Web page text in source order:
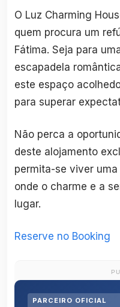
O Luz Charming
quem procura um
Fátima. Seja para
escapadela
este espaço
para superar
Não perca a
deste alojamento
permita-se viver
onde o charme e a
lugar.
Reserve no Booking
PARCEIRO OFICIAL